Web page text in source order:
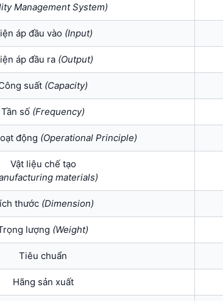
Management System)
áp đầu vào (Input)
áp đầu ra (Output)
suất (Capacity)
Tần số (Frequency)
động (Operational Principle)
Vật liệu chế tạo
materials)
thước (Dimension)
lượng (Weight)
Tiêu chuẩn
Hãng sản xuất